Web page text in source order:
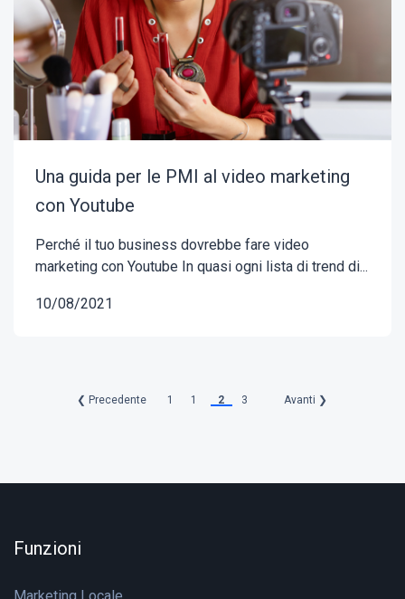
Una guida per le PMI al video marketing
con Youtube
Perché il tuo business dovrebbe fare video
marketing con Youtube In quasi ogni lista di trend di...
10/08/2021
❮ Precedente 1 1 2 3 Avanti ❯
Funzioni